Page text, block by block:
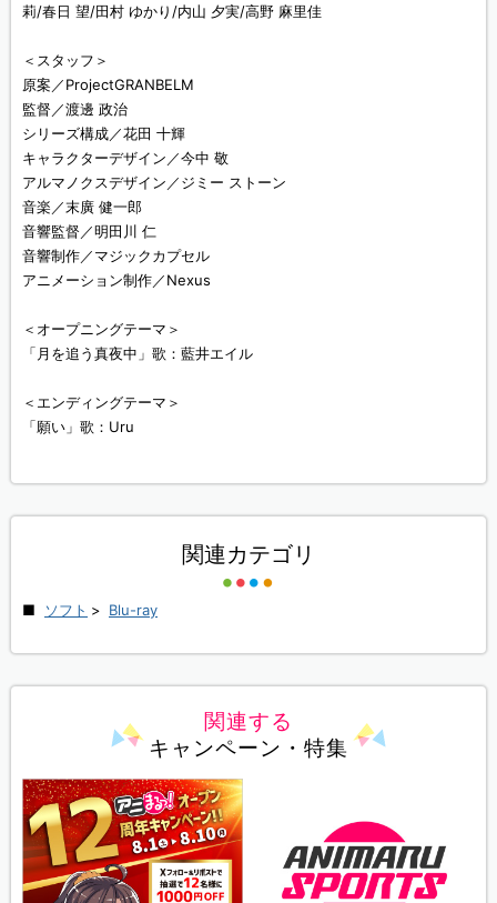
莉/春日 望/田村 ゆかり/内山 夕実/高野 麻里佳
＜スタッフ＞
原案／ProjectGRANBELM
監督／渡邊 政治
シリーズ構成／花田 十輝
キャラクターデザイン／今中 敬
アルマノクスデザイン／ジミー ストーン
音楽／末廣 健一郎
音響監督／明田川 仁
音響制作／マジックカプセル
アニメーション制作／Nexus
＜オープニングテーマ＞
「月を追う真夜中」歌：藍井エイル
＜エンディングテーマ＞
「願い」歌：Uru
関連カテゴリ
ソフト > Blu-ray
関連する
キャンペーン・特集